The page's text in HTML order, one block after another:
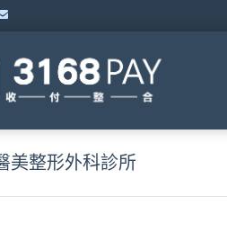
美整形外科診所